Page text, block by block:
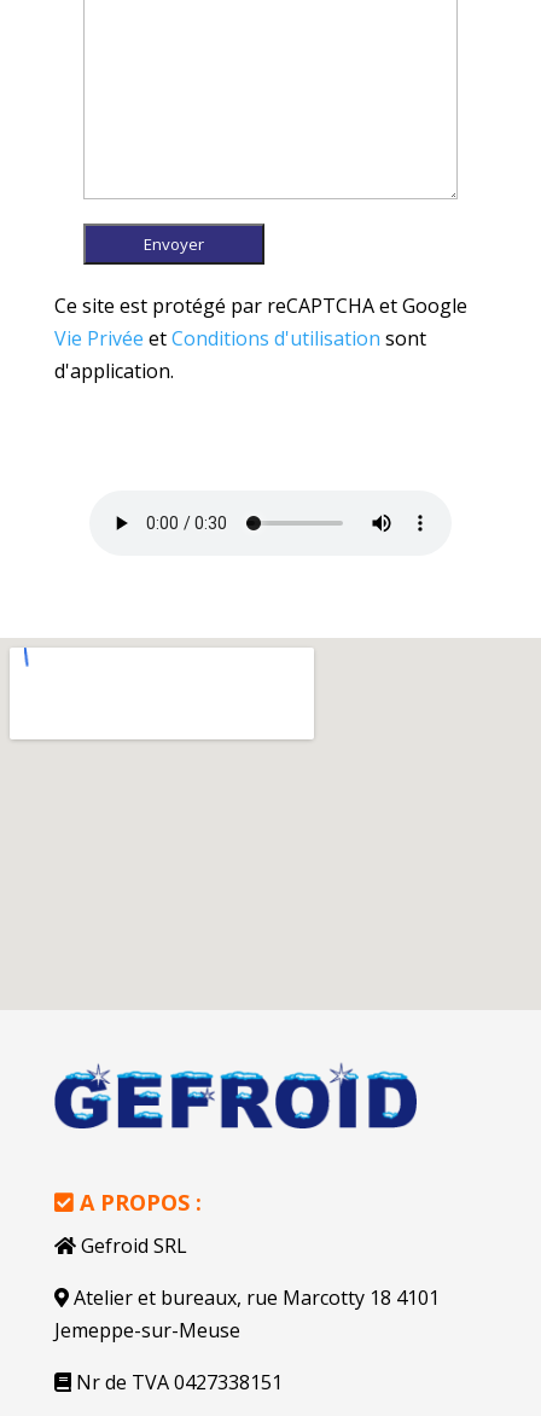
Ce site est protégé par reCAPTCHA et Google
Vie Privée etConditions d'utilisation sont
d'application.
A PROPOS :
Gefroid SRL
Atelier et bureaux, rue Marcotty 18 4101
Jemeppe-sur-Meuse
Nr de TVA 0427338151